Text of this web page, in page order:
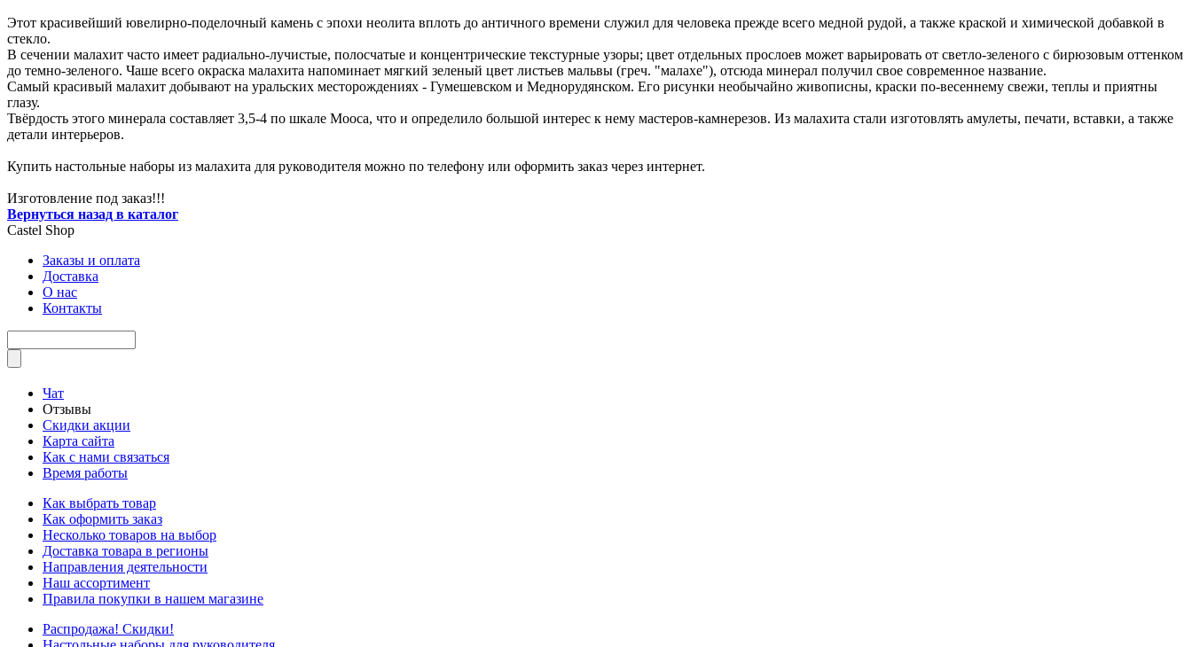
Этот красивейший ювелирно-поделочный камень с эпохи неолита вплоть до античного времени служил для человека прежде всего медной рудой, а также краской и химической добавкой в
стекло.
В сечении малахит часто имеет радиально-лучистые, полосчатые и концентрические текстурные узоры; цвет отдельных прослоев может варьировать от светло-зеленого с бирюзовым оттенком
до темно-зеленого. Чаше всего окраска малахита напоминает мягкий зеленый цвет листьев мальвы (греч. "малахе"), отсюда минерал получил свое современное название.
Самый красивый малахит добывают на уральских месторождениях - Гумешевском и Меднорудянском. Его рисунки необычайно живописны, краски по-весеннему свежи, теплы и приятны
глазу.
Твёрдость этого минерала составляет 3,5-4 по шкале Мооса, что и определило большой интерес к нему мастеров-камнерезов. Из малахита стали изготовлять амулеты, печати, вставки, а также
детали интерьеров.
Купить настольные наборы из малахита для руководителя можно по телефону или оформить заказ через интернет.
Изготовление под заказ!!!
Вернуться назад в каталог
Castel Shop
Заказы и оплата
Доставка
О нас
Контакты
Чат
Отзывы
Скидки акции
Карта сайта
Как с нами связаться
Время работы
Как выбрать товар
Как оформить заказ
Несколько товаров на выбор
Доставка товара в регионы
Направления деятельности
Наш ассортимент
Правила покупки в нашем магазине
Распродажа! Скидки!